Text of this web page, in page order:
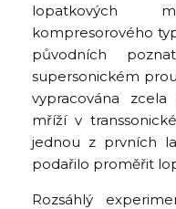
lopatkových
kompresorového
původních
supersonickém
vypracována
mříží v
jednou z prvních
podařilo proměřit
Rozsáhlý